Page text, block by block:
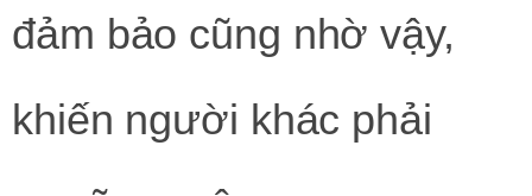
đảm bảo cũng nhờ vậy,
khiến người khác phải